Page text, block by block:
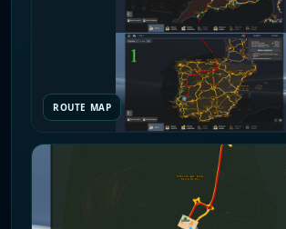
ROUTE MAP